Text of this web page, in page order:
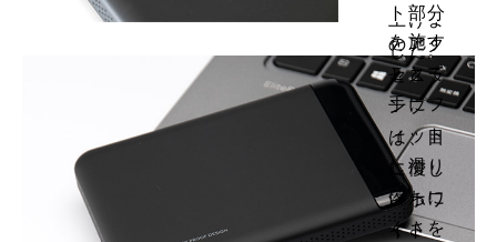
上げま
した。
状加工
を施す
ことで
手にフ
ィット
し滑り
落ちに
くさを
ト部分
のアク
セスラ
ンプ
は、目
に優し
いホワ
イト